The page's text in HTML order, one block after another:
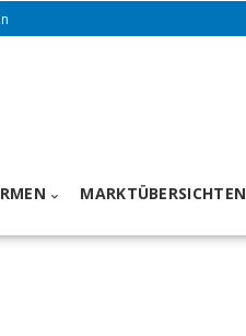
MARKTÜBERSICHTEN